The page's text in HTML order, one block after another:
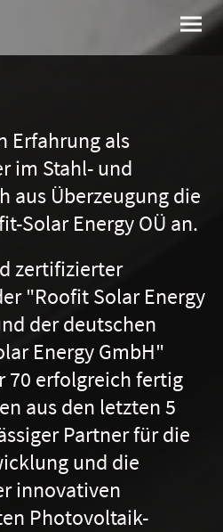
Erfahrung als
im Stahl- und
aus Überzeugung die
Solar Energy OÜ an.
zertifizierter
"Roofit Solar Energy
der deutschen
Energy GmbH"
70 erfolgreich fertig
aus den letzten 5
Partner für die
und die
innovativen
Photovoltaik-